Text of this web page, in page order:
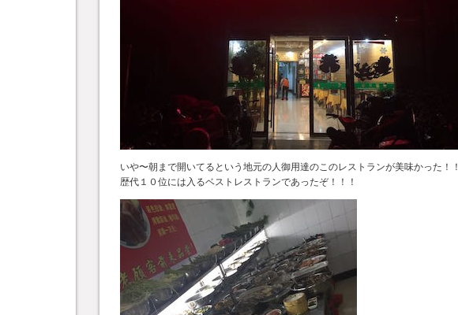
いや〜朝まで開いてるという地元の人御用達のこのレストランが美味かった！！
歴代１０位には入るベストレストランであったぞ！！！